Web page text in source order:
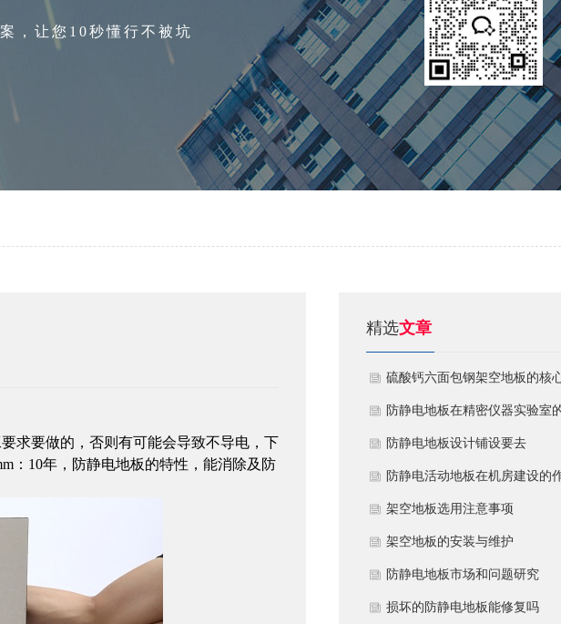
，让您10秒懂行不被坑
求要做的，否则有可能会导致不导电，下
：10年，防静电地板的特性，能消除及防
精选文章
硫酸钙六面包钢架空地板的核
技术优势与防火安全价值
防静电地板在精密仪器实验室
定制化应用方案
​防静电地板设计铺设要去
防静电活动地板在机房建设的
用
​架空地板选用注意事项
​架空地板的安装与维护
防静电地板市场和问题研究
损坏的防静电地板能修复吗